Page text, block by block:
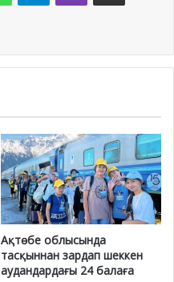
Ақтөбе облысында
тасқыннан зардап шеккен
аудандардағы 24 балаға